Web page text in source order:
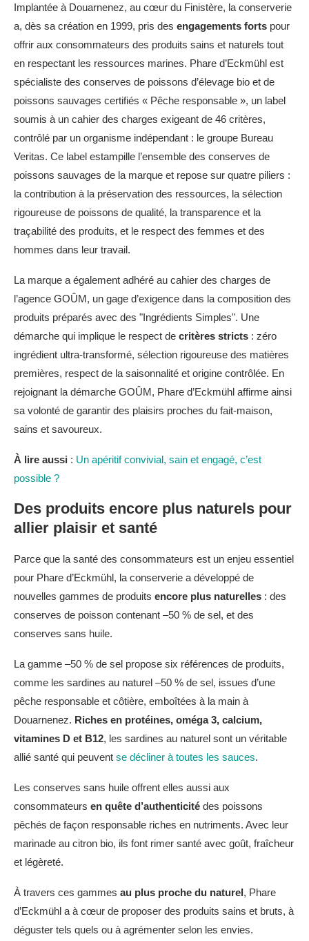
Implantée à Douarnenez, au cœur du Finistère, la conserverie
a, dès sa création en 1999, pris des engagements forts pour
offrir aux consommateurs des produits sains et naturels tout
en respectant les ressources marines. Phare d’Eckmühl est
spécialiste des conserves de poissons d’élevage bio et de
poissons sauvages certifiés « Pêche responsable », un label
soumis à un cahier des charges exigeant de 46 critères,
contrôlé par un organisme indépendant : le groupe Bureau
Veritas. Ce label estampille l’ensemble des conserves de
poissons sauvages de la marque et repose sur quatre piliers :
la contribution à la préservation des ressources, la sélection
rigoureuse de poissons de qualité, la transparence et la
traçabilité des produits, et le respect des femmes et des
hommes dans leur travail.
La marque a également adhéré au cahier des charges de
l’agence GOÛM, un gage d’exigence dans la composition des
produits préparés avec des "Ingrédients Simples". Une
démarche qui implique le respect de critères stricts : zéro
ingrédient ultra-transformé, sélection rigoureuse des matières
premières, respect de la saisonnalité et origine contrôlée. En
rejoignant la démarche GOÛM, Phare d’Eckmühl affirme ainsi
sa volonté de garantir des plaisirs proches du fait-maison,
sains et savoureux.
À lire aussi : Un apéritif convivial, sain et engagé, c’est
possible ?
Des produits encore plus naturels pour
allier plaisir et santé
Parce que la santé des consommateurs est un enjeu essentiel
pour Phare d’Eckmühl, la conserverie a développé de
nouvelles gammes de produits encore plus naturelles : des
conserves de poisson contenant –50 % de sel, et des
conserves sans huile.
La gamme –50 % de sel propose six références de produits,
comme les sardines au naturel –50 % de sel, issues d’une
pêche responsable et côtière, emboîtées à la main à
Douarnenez. Riches en protéines, oméga 3, calcium,
vitamines D et B12, les sardines au naturel sont un véritable
allié santé qui peuvent se décliner à toutes les sauces.
Les conserves sans huile offrent elles aussi aux
consommateurs en quête d’authenticité des poissons
pêchés de façon responsable riches en nutriments. Avec leur
marinade au citron bio, ils font rimer santé avec goût, fraîcheur
et légèreté.
À travers ces gammes au plus proche du naturel, Phare
d’Eckmühl a à cœur de proposer des produits sains et bruts, à
déguster tels quels ou à agrémenter selon les envies.